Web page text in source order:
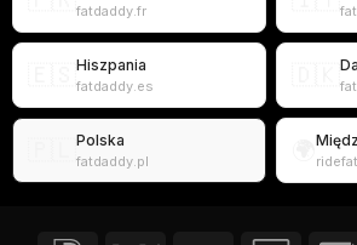
fatdaddy.fr
Hiszpania
fatdaddy.es
Polska
fatdaddy.pl